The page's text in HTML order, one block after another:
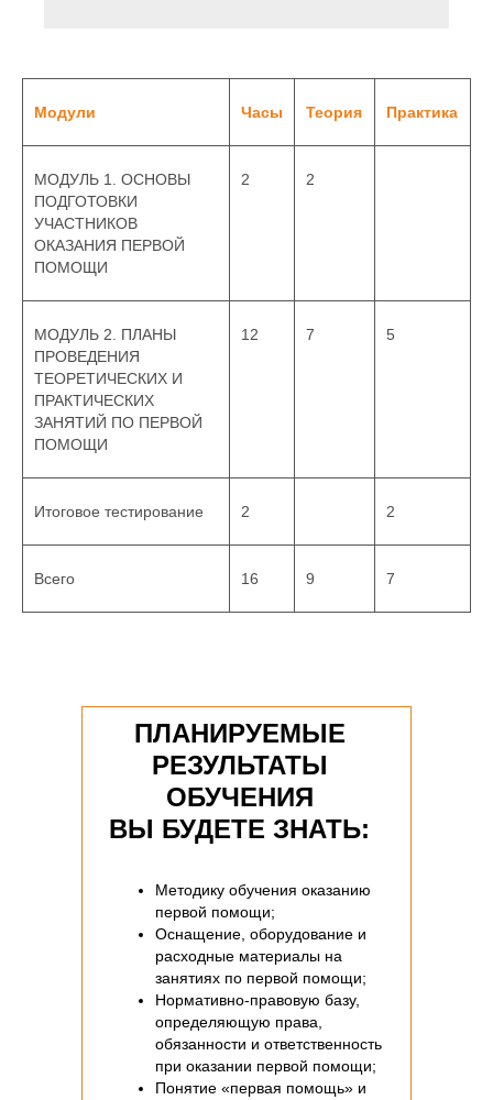
Модули Часы Теория Практика
МОДУЛЬ 1. ОСНОВЫ
ПОДГОТОВКИ
УЧАСТНИКОВ
ОКАЗАНИЯ ПЕРВОЙ
ПОМОЩИ
2 2
МОДУЛЬ 2. ПЛАНЫ
ПРОВЕДЕНИЯ
ТЕОРЕТИЧЕСКИХ И
ПРАКТИЧЕСКИХ
ЗАНЯТИЙ ПО ПЕРВОЙ
ПОМОЩИ
12 7 5
Итоговое тестирование 2 2
Всего 16 9 7
Методику обучения оказанию
первой помощи;
Оснащение, оборудование и
расходные материалы на
занятиях по первой помощи;
Нормативно-правовую базу,
определяющую права,
обязанности и ответственность
при оказании первой помощи;
Понятие «первая помощь» и
ПЛАНИРУЕМЫЕ
РЕЗУЛЬТАТЫ
ОБУЧЕНИЯ
ВЫ БУДЕТЕ ЗНАТЬ: